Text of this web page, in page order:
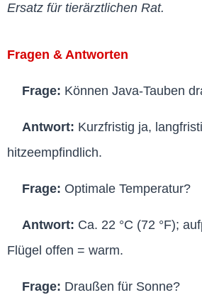
Ersatz für tierärztlichen Rat.
Fragen & Antworten
Frage: Können Java-Tauben
Antwort: Kurzfristig ja,
hitzeempfindlich.
Frage: Optimale Temperatur?
Antwort: Ca. 22 °C (72 °F);
Flügel offen = warm.
Frage: Draußen für Sonne?